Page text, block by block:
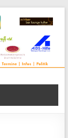
wird|
| Begegnung